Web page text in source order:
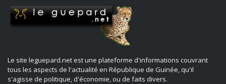
Le site leguepard.net est une plateforme d'informations couvrant
tous les aspects de l'actualité en République de Guinée, qu'il
s'agisse de politique, d'économie, ou de faits divers.